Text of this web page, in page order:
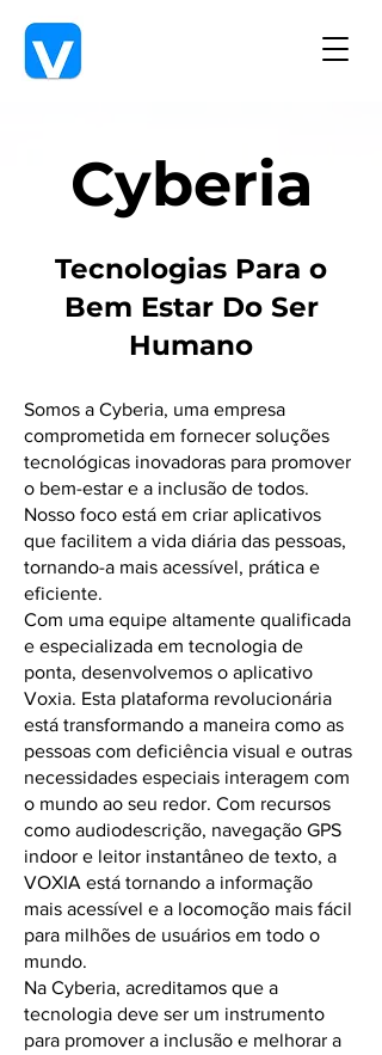
Cyberia
Tecnologias Para o
Bem Estar Do Ser
Humano
Somos a Cyberia, uma empresa
comprometida em fornecer soluções
tecnológicas inovadoras para promover
o bem-estar e a inclusão de todos.
Nosso foco está em criar aplicativos
que facilitem a vida diária das pessoas,
tornando-a mais acessível, prática e
eficiente.
Com uma equipe altamente qualificada
e especializada em tecnologia de
ponta, desenvolvemos o aplicativo
Voxia. Esta plataforma revolucionária
está transformando a maneira como as
pessoas com deficiência visual e outras
necessidades especiais interagem com
o mundo ao seu redor. Com recursos
como audiodescrição, navegação GPS
indoor e leitor instantâneo de texto, a
VOXIA está tornando a informação
mais acessível e a locomoção mais fácil
para milhões de usuários em todo o
mundo.
Na Cyberia, acreditamos que a
tecnologia deve ser um instrumento
para promover a inclusão e melhorar a